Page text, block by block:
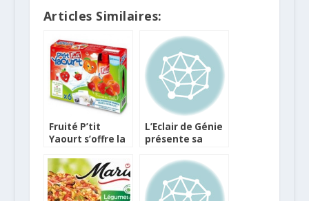
Articles Similaires:
Fruité P’tit
Yaourt s’offre la
nouveau look
L’Eclair de Génie
présente sa
mais aussi des
brioches et des
Chouger